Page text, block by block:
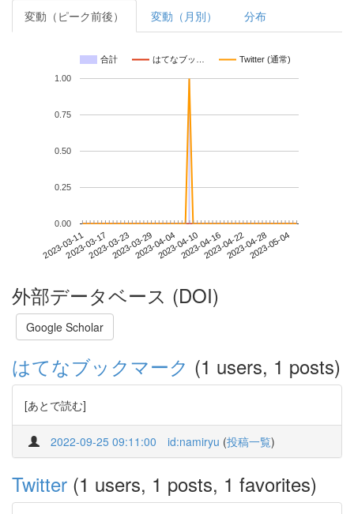
変動（ピーク前後） 変動（月別） 分布
合計 はてなブッ… Twitter (通常)
2023-03-112023-03-172023-03-232023-03-292023-04-042023-04-102023-04-162023-04-222023-04-282023-05-04
0.00
0.25
0.50
0.75
1.00
外部データベース (DOI)
Google Scholar
はてなブックマーク (1 users, 1 posts)
[あとで読む]
2022-09-25 09:11:00 id:namiryu (投稿一覧)
Twitter (1 users, 1 posts, 1 favorites)